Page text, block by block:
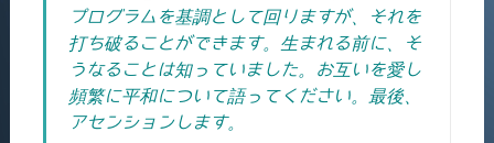
プログラムを基調として回りますが、それを
打ち破ることができます。生まれる前に、そ
うなることは知っていました。お互いを愛し
頻繁に平和について語ってください。最後、
アセンションします。